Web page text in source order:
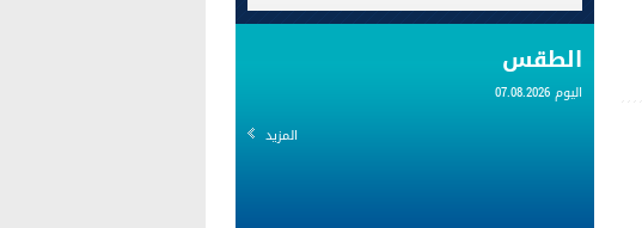
الطقس
اليوم 07.08.2026
المزيد